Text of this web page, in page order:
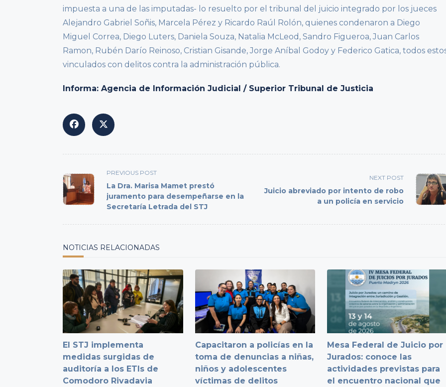
impuesta a una de las imputadas- lo resuelto por el tribunal del juicio integrado por los jueces
Alejandro Gabriel Soñis, Marcela Pérez y Ricardo Raúl Rolón, quienes condenaron a Diego
Miguel Correa, Diego Luters, Daniela Souza, Natalia McLeod, Sandro Figueroa, Juan Carlos
Ramon, Rubén Darío Reinoso, Cristian Gisande, Jorge Aníbal Godoy y Federico Gatica, todos
vinculados con delitos contra la administración pública.
Informa: Agencia de Información Judicial / Superior Tribunal de Justicia
<span
class="nav-
subtitle
screen-
PREVIOUS POST
La Dra. Marisa Mamet prestó
juramento para desempeñarse en la
Secretaría Letrada del STJ
NEXT POST
Juicio abreviado por intento de robo
a un policía en servicio
NOTICIAS RELACIONADAS
El STJ implementa
medidas surgidas de
auditoría a los ETIs de
Comodoro Rivadavia
Capacitaron a policías en la
toma de denuncias a niñas,
niños y adolescentes
víctimas de delitos
Mesa Federal de Juicio por
Jurados: conoce las
actividades previstas para
el encuentro nacional que